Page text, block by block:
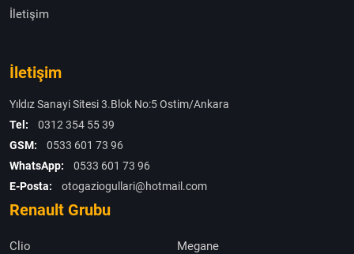
İletişim
İletişim
Yıldız Sanayi Sitesi 3.Blok No:5 Ostim/Ankara
Tel:
0312 354 55 39
GSM:
0533 601 73 96
WhatsApp:
0533 601 73 96
E-Posta:
otogaziogullari@hotmail.com
Renault Grubu
Clio
Megane